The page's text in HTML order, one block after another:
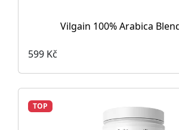
Vilgain 100% Arabica
599 Kč
TOP